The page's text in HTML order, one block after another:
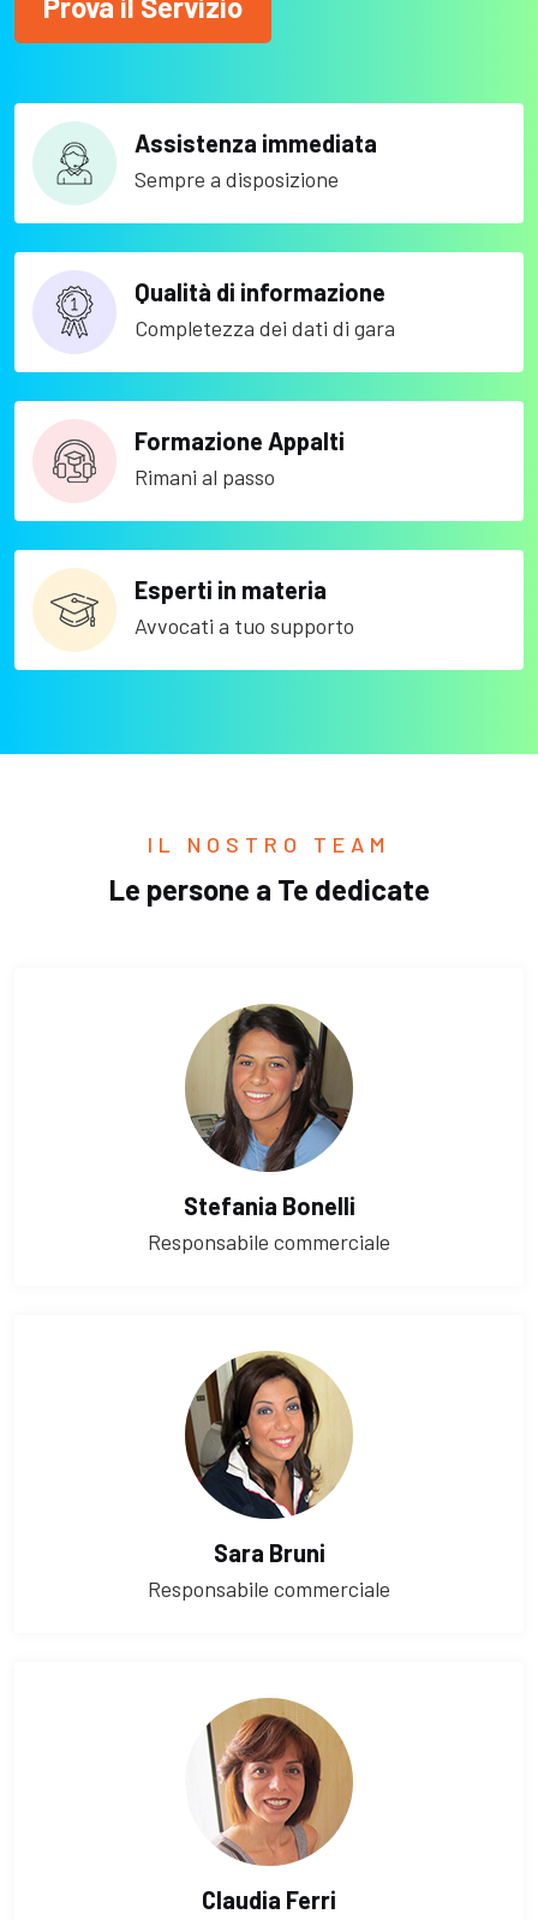
Assistenza immediata
Sempre a disposizione
Qualità di informazione
Completezza dei dati di gara
Formazione Appalti
Rimani al passo
Esperti in materia
Avvocati a tuo supporto
IL NOSTRO TEAM
Le persone a Te dedicate
Stefania Bonelli
Responsabile commerciale
Sara Bruni
Responsabile commerciale
Claudia Ferri